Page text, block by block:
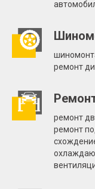
ремонт
ремонт
ремонт